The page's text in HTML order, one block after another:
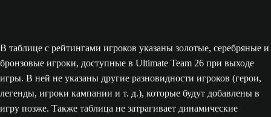
В таблице с рейтингами игроков указаны золотые, серебряные и
бронзовые игроки, доступные в Ultimate Team 26 при выходе
игры. В ней не указаны другие разновидности игроков (герои,
легенды, игроки кампании и т. д.), которые будут добавлены в
игру позже. Также таблица не затрагивает динамические